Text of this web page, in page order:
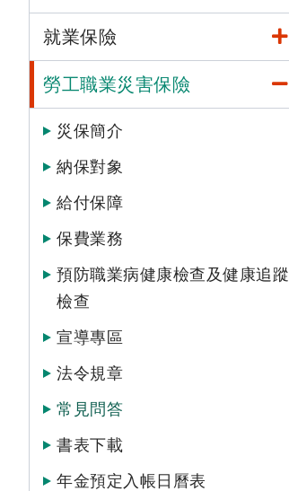
就業保險
勞工職業災害保險
災保簡介
納保對象
給付保障
保費業務
預防職業病健康檢查及健康追蹤
檢查
宣導專區
法令規章
常見問答
書表下載
年金預定入帳日曆表